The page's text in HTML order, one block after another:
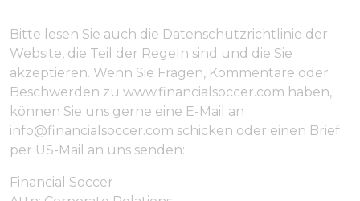
Bitte lesen Sie auch die Datenschutzrichtlinie der
Website, die Teil der Regeln sind und die Sie
akzeptieren. Wenn Sie Fragen, Kommentare oder
Beschwerden zu www.financialsoccer.com haben,
können Sie uns gerne eine E-Mail an
info@financialsoccer.com schicken oder einen Brief
per US-Mail an uns senden:
Financial Soccer